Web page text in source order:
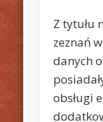
Z tytułu
zeznań
danych
obsługi